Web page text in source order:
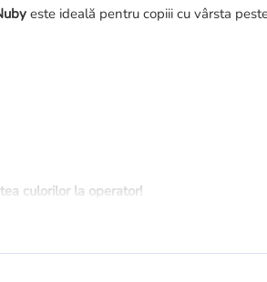
este ideală pentru copiii cu vârsta
culorilor la operator!